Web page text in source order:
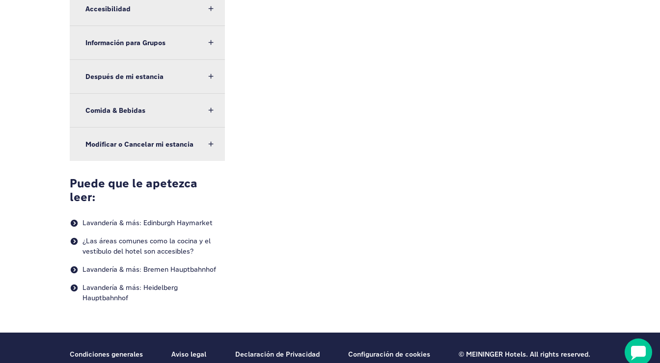
Accesibilidad
Información para Grupos
Después de mi estancia
Comida & Bebidas
Modificar o Cancelar mi estancia
Puede que le apetezca
leer:
Lavandería & más: Edinburgh Haymarket
¿Las áreas comunes como la cocina y el
vestíbulo del hotel son accesibles?
Lavandería & más: Bremen Hauptbahnhof
Lavandería & más: Heidelberg
Hauptbahnhof
Condiciones generales Aviso legal Declaración de Privacidad Configuración de cookies © MEININGER Hotels. All rights reserved.